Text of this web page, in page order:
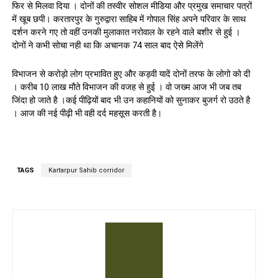
फिर से मिलवा दिया । दोनों की तस्वीर सोशल मीडिया और प्रमुख समाचार पत्रों
में खूब छपी। करतारपुर के गुरुद्वारा साहिब में गोपाल सिंह अपने परिवार के साथ
दर्शन करने गए तो वहीं उनकी मुलाकात नरोवाल के रहने वाले बशीर से हुई ।
दोनों ने कभी सोचा नही था कि अचानक 74 साल बाद ऐसे मिलेंगे
विभाजन से करोड़ो लोग प्रभावित हुए और कड़वी यादें दोनों तरफ के लोगो को दी
। करीब 10 लाख मौते विभाजन की वजह से हुई । वो जख्म आज भी जब तब
जिंदा हो जाते है ।कई पीढ़ियों बाद भी उन कहानियों को सुनाकर बुजर्ग रो उठते है
। आज की नई पीढ़ी भी वही दर्द महसूस करती है।
TAGS Kartarpur Sahib corridor